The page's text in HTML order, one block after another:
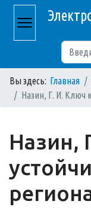
Вы здесь: Главная
Назин, Г. И. Ключ
Назин,